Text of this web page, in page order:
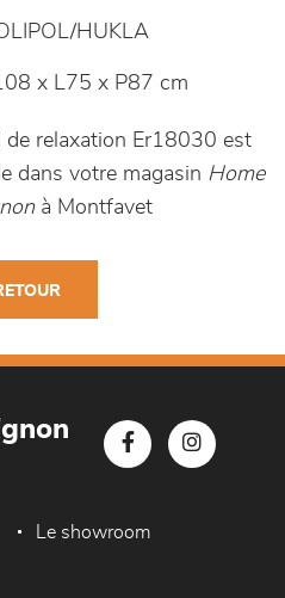
HUKLA
x L75 x P87 cm
de relaxation Er18030 est
dans votre magasin Home
à Montfavet
Le showroom